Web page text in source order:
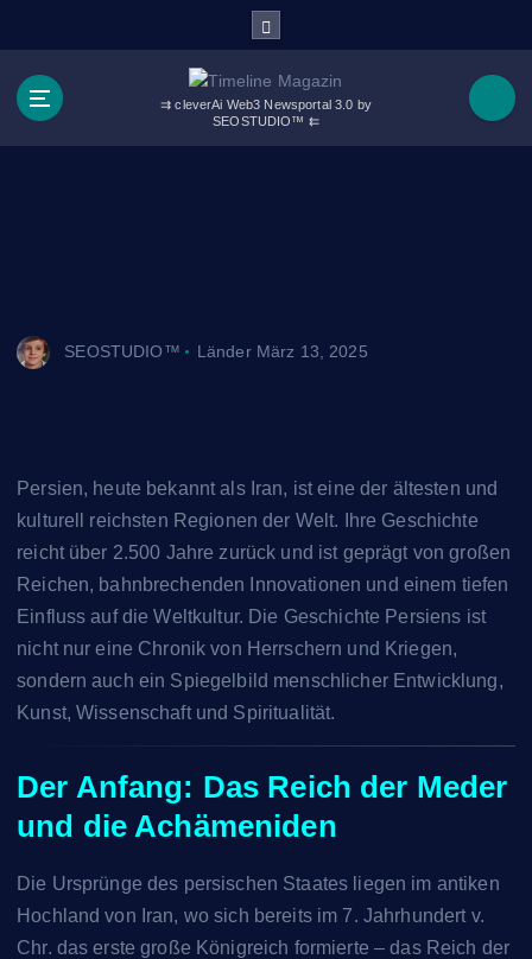
h
⇉ cleverAi Web3 Newsportal 3.0 by
SEOSTUDIO™ ⇇
SEOSTUDIO™ Länder März 13, 2025
Persien, heute bekannt als Iran, ist eine der ältesten und
kulturell reichsten Regionen der Welt. Ihre Geschichte
reicht über 2.500 Jahre zurück und ist geprägt von großen
Reichen, bahnbrechenden Innovationen und einem tiefen
Einfluss auf die Weltkultur. Die Geschichte Persiens ist
nicht nur eine Chronik von Herrschern und Kriegen,
sondern auch ein Spiegelbild menschlicher Entwicklung,
Kunst, Wissenschaft und Spiritualität.
Der Anfang: Das Reich der Meder
und die Achämeniden
Die Ursprünge des persischen Staates liegen im antiken
Hochland von Iran, wo sich bereits im 7. Jahrhundert v.
Chr. das erste große Königreich formierte – das Reich der